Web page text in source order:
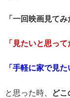
「一回映画見てみ
「見たいと思っ
「手軽に家で見た
と思った時、
どこ